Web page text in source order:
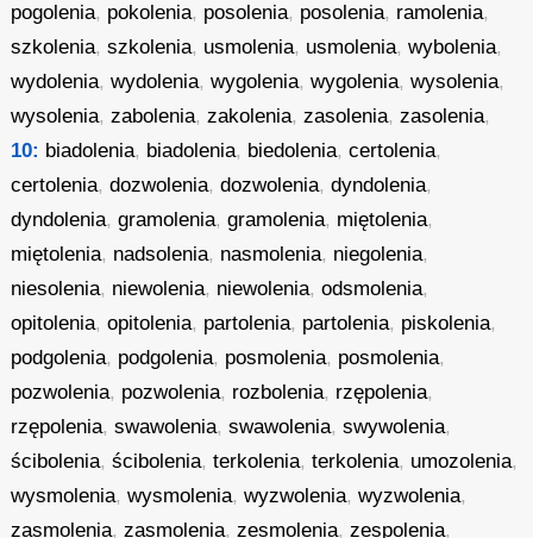
pogolenia, pokolenia, posolenia, posolenia, ramolenia,
szkolenia,szkolenia, usmolenia, usmolenia,wybolenia,
wydolenia,wydolenia,wygolenia,wygolenia,wysolenia,
wysolenia,zabolenia,zakolenia,zasolenia,zasolenia,
10: biadolenia, biadolenia, biedolenia,certolenia,
certolenia,dozwolenia,dozwolenia,dyndolenia,
dyndolenia,gramolenia,gramolenia, miętolenia,
miętolenia, nadsolenia, nasmolenia, niegolenia,
niesolenia, niewolenia, niewolenia,odsmolenia,
opitolenia,opitolenia, partolenia, partolenia, piskolenia,
podgolenia, podgolenia, posmolenia, posmolenia,
pozwolenia, pozwolenia, rozbolenia, rzępolenia,
rzępolenia,swawolenia,swawolenia,swywolenia,
ścibolenia,ścibolenia,terkolenia,terkolenia, umozolenia,
wysmolenia,wysmolenia,wyzwolenia,wyzwolenia,
zasmolenia,zasmolenia,zesmolenia,zespolenia,